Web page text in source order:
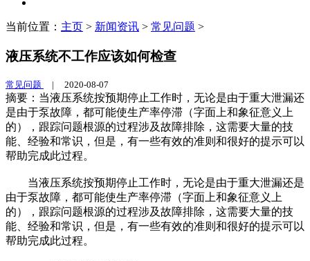
当前位置： 主页 > 新闻资讯 > 常见问题 >
液压系统不工作应该如何检查
常见问题 | 2020-08-07
摘要：当液压系统按预期停止工作时，无论是由于重大泄漏还
是由于泵故障，都可能使生产率停滞（字面上和象征意义上
的），跟踪问题根源的过程涉及故障排除，这需要大量的技
能、经验和常识，但是，有一些有效的准则和很好的提示可以
帮助完成此过程。
当液压系统按预期停止工作时，无论是由于重大泄漏还是
由于泵故障，都可能使生产率停滞（字面上和象征意义上
的），跟踪问题根源的过程涉及故障排除，这需要大量的技
能、经验和常识，但是，有一些有效的准则和很好的提示可以
帮助完成此过程。